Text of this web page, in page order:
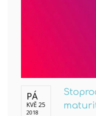
PÁ
KVĚ 25
2018